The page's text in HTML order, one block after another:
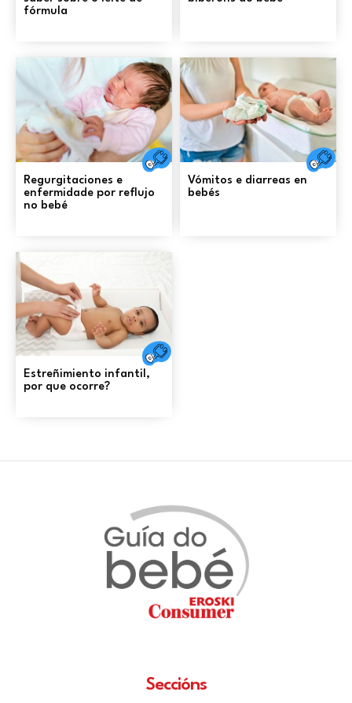
fórmula
Saúde
Regurgitaciones e
enfermidade por reflujo
no bebé
Vómitos e diarreas en
bebés
Estreñimiento infantil,
por que ocorre?
Seccións